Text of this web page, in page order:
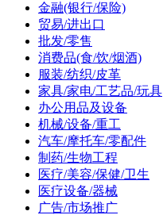
金融(银行/保险)
贸易/进出口
批发/零售
消费品(食/饮/烟酒)
服装/纺织/皮革
家具/家电/工艺品/玩具
办公用品及设备
机械/设备/重工
汽车/摩托车/零配件
制药/生物工程
医疗/美容/保健/卫生
医疗设备/器械
广告/市场推广